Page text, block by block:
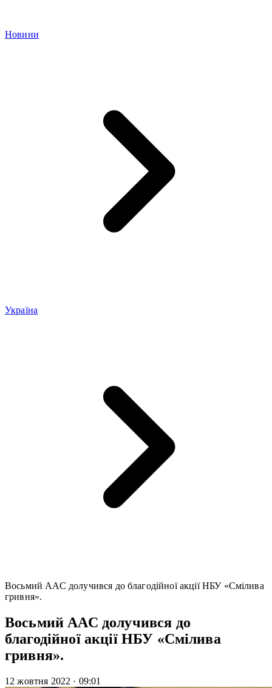
Новини
Україна
Восьмий ААС долучився до благодійної акції НБУ «Смілива
гривня».
Восьмий ААС долучився до
благодійної акції НБУ «Смілива
гривня».
12 жовтня 2022 · 09:01